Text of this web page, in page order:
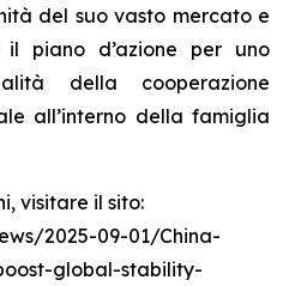
del suo vasto mercato e
piano d’azione per uno
della cooperazione
all’interno della famiglia
visitare il sito:
2025-09-01/China-
global-stability-